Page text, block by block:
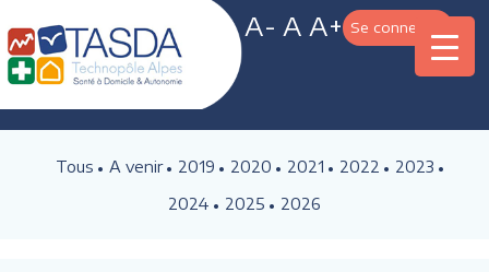
A- A A+ Se connecter
Tous A venir 2019 2020 2021 2022
2023
2024
2025 2026